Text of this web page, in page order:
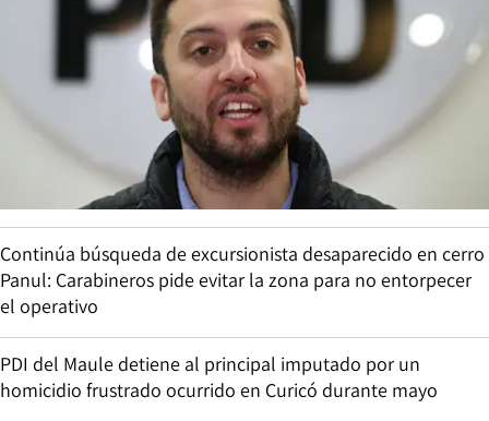
Continúa búsqueda de excursionista desaparecido en cerro
Panul: Carabineros pide evitar la zona para no entorpecer
el operativo
PDI del Maule detiene al principal imputado por un
homicidio frustrado ocurrido en Curicó durante mayo